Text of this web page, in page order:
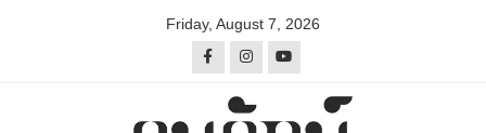
Friday, August 7, 2026